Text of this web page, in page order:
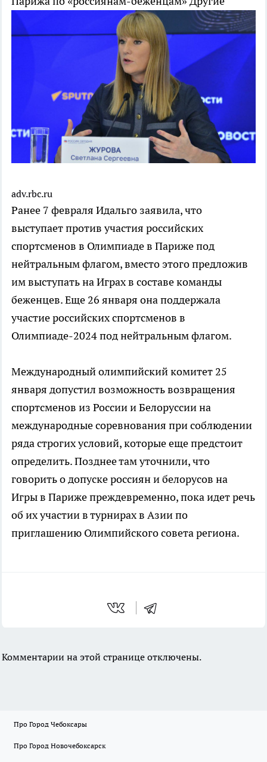
adv.rbc.ru
Ранее 7 февраля Идальго заявила, что
выступает против участия российских
спортсменов в Олимпиаде в Париже под
нейтральным флагом, вместо этого предложив
им выступать на Играх в составе команды
беженцев. Еще 26 января она поддержала
участие российских спортсменов в
Олимпиаде-2024 под нейтральным флагом.
Международный олимпийский комитет 25
января допустил возможность возвращения
спортсменов из России и Белоруссии на
международные соревнования при соблюдении
ряда строгих условий, которые еще предстоит
определить. Позднее там уточнили, что
говорить о допуске россиян и белорусов на
Игры в Париже преждевременно, пока идет речь
об их участии в турнирах в Азии по
приглашению Олимпийского совета региона.
Комментарии на этой странице отключены.
Про Город Чебоксары
Про Город Новочебоксарск